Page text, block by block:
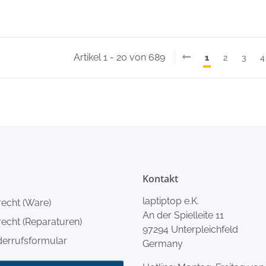
Artikel 1 - 20 von 689 1 2 3 4
(Ware)
(Reparaturen)
Kontakt
laptiptop e.K.
An der Spielleite 11
97294 Unterpleichfeld
Germany